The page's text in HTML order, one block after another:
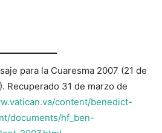
para la Cuaresma 2007 (21 de
Recuperado 31 de marzo de
content/benedict-
documents/hf_ben-